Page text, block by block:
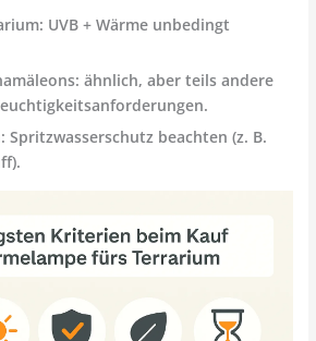
UVB + Wärme unbedingt
ähnlich, aber teils andere
Spritzwasserschutz beachten (z. B.